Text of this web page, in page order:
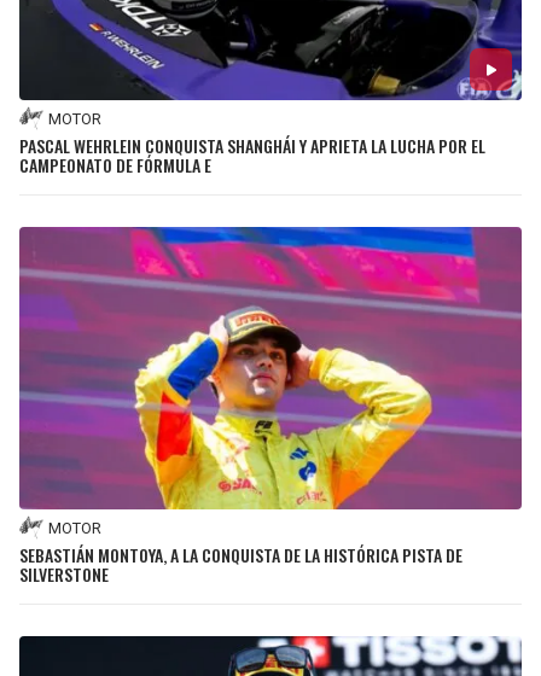
MOTOR
PASCAL WEHRLEIN CONQUISTA SHANGHÁI Y APRIETA LA LUCHA POR EL
CAMPEONATO DE FÓRMULA E
MOTOR
SEBASTIÁN MONTOYA, A LA CONQUISTA DE LA HISTÓRICA PISTA DE
SILVERSTONE